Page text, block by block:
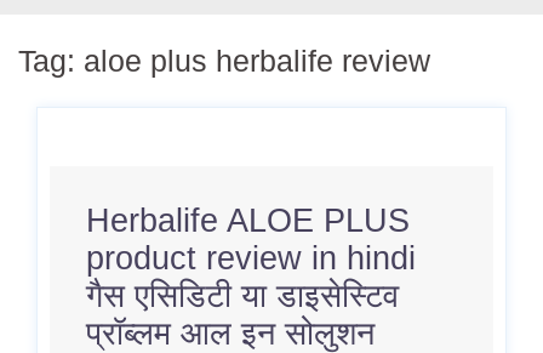
Tag: aloe plus herbalife review
Herbalife ALOE PLUS
product review in hindi
गैस एसिडिटी या डाइसेस्टिव
प्रॉब्लम आल इन सोलुशन